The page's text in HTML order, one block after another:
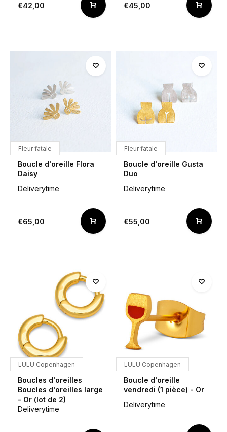
€42,00 €45,00
Fleur fatale
Boucle d'oreille Flora
Daisy
Deliverytime
€65,00
Fleur fatale
Boucle d'oreille Gusta
Duo
Deliverytime
€55,00
LULU Copenhagen
Boucles d'oreilles
Boucles d'oreilles large
- Or (lot de 2)
Deliverytime
LULU Copenhagen
Boucle d'oreille
vendredi (1 pièce) - Or
Deliverytime